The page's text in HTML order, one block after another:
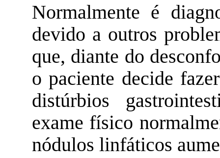
Normalmente é
devido a outros
que, diante do
o paciente decide
distúrbios
exame físico
nódulos linfáticos